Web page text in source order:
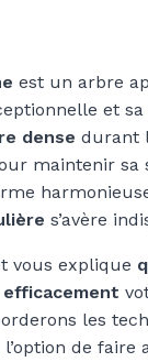
est un arbre
et
dense durant
maintenir sa
s’avère
vous explique
les
de faire